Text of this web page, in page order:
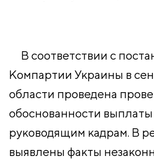
В соответствии с
Компартии Украины в
области проведена
обоснованности
руководящим кадрам. В
выявлены факты